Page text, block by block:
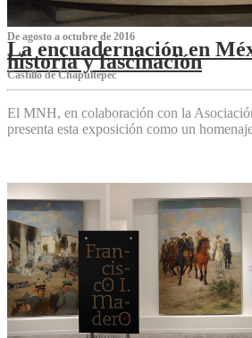
De agosto a octubre de 2016
La encuadernación en
historia y fascinación
Castillo de Chapultepec
El MNH, en colaboración con la
presenta esta exposición como un